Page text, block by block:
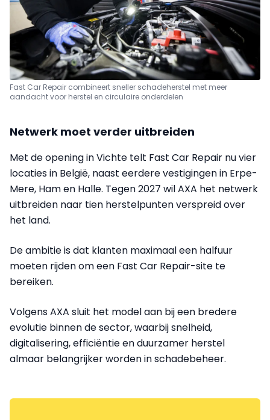
Fast Car Repair combineert sneller schadeherstel met meer
aandacht voor herstel en circulaire onderdelen
Netwerk moet verder uitbreiden
Met de opening in Vichte telt Fast Car Repair nu vier
locaties in België, naast eerdere vestigingen in Erpe-
Mere, Ham en Halle. Tegen 2027 wil AXA het netwerk
uitbreiden naar tien herstelpunten verspreid over
het land.
De ambitie is dat klanten maximaal een halfuur
moeten rijden om een Fast Car Repair-site te
bereiken.
Volgens AXA sluit het model aan bij een bredere
evolutie binnen de sector, waarbij snelheid,
digitalisering, efficiëntie en duurzamer herstel
almaar belangrijker worden in schadebeheer.